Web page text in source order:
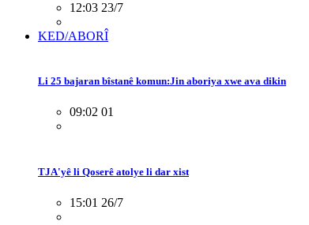
12:03 23/7
KED/ABORÎ
Li 25 bajaran bîstanê komun:Jin aboriya xwe ava dikin
09:02 01
TJA'yê li Qoserê atolye li dar xist
15:01 26/7